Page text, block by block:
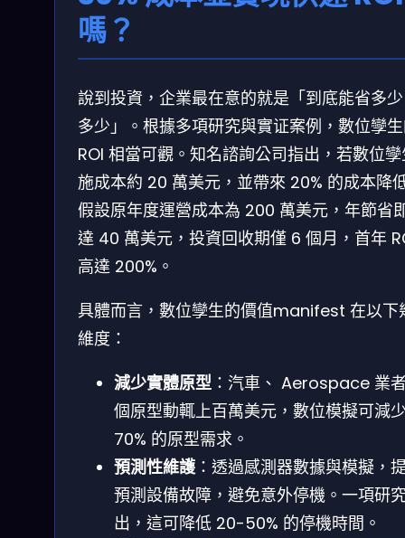
嗎？
說到投資，企業最在意的就是「到底能省多
多少」。根據多項研究與實证案例，數位孿
ROI 相當可觀。知名諮詢公司指出，若數位
施成本約 20 萬美元，並帶來 20% 的成本降
假設原年度運營成本為 200 萬美元，年節省
達 40 萬美元，投資回收期僅 6 個月，首年
高達 200%。
具體而言，數位孿生的價值manifest 在以下
維度：
減少實體原型 ：汽車、 Aerospace 業
個原型動輒上百萬美元，數位模擬可減
70% 的原型需求。
預測性維護：透過感測器數據與模擬，
預測設備故障，避免意外停機。一項研
出，這可降低 20-50% 的停機時間。